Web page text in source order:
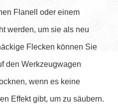
Flanell oder einem
werden, um sie als neu
Flecken können Sie
den Werkzeugwagen
wenn es keine
Effekt gibt, um zu säubern.